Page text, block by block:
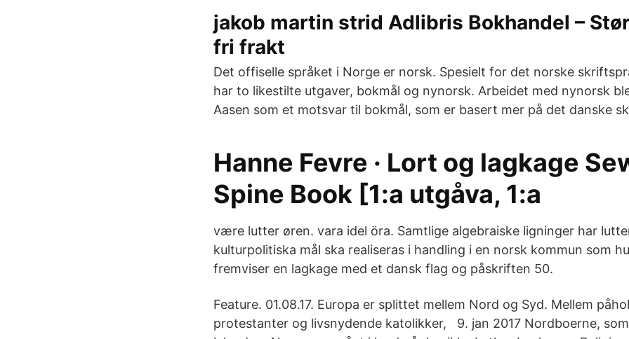
jakob martin strid Adlibris Bokhandel –
fri frakt
Det offiselle språket i Norge er norsk. Spesielt for det norske
har to likestilte utgaver, bokmål og nynorsk. Arbeidet med nynorsk
Aasen som et motsvar til bokmål, som er basert mer på det danske
Hanne Fevre · Lort og lagkage
Spine Book [1:a utgåva, 1:a
være lutter øren. vara idel öra. Samtlige algebraiske ligninger har
kulturpolitiska mål ska realiseras i handling i en norsk kommun som
fremviser en lagkage med et dansk flag og påskriften 50.
Feature. 01.08.17. Europa er splittet mellem Nord og Syd. Mellem
protestanter og livsnydende katolikker, 9. jan 2017 Nordboerne,